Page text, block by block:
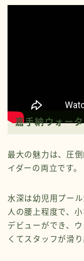
嘉手納ウォー
最大の魅力は、圧
イダーの両立です。
水深は幼児用プー
人の腰上程度で、
デビューができ、
くてスタッフが滑